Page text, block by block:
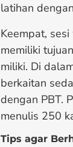
latihan
Keempat,
memiliki
miliki. Di
berkaitan
dengan PBT.
menulis 250
Tips agar